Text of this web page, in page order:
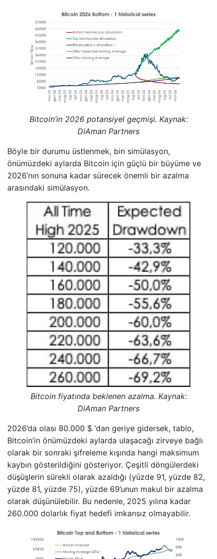
Bitcoin’in 2026 potansiyel geçmişi. Kaynak:
DiAman Partners
Böyle bir durumu üstlenmek, bin simülasyon,
önümüzdeki aylarda Bitcoin için güçlü bir büyüme ve
2026’nın sonuna kadar sürecek önemli bir azalma
arasındaki simülasyon.
Bitcoin fiyatında beklenen azalma. Kaynak:
DiAman Partners
2026’da olası 80.000 $ ‘dan geriye gidersek, tablo,
Bitcoin’in önümüzdeki aylarda ulaşacağı zirveye bağlı
olarak bir sonraki şifreleme kışında hangi maksimum
kaybın gösterildiğini gösteriyor. Çeşitli döngülerdeki
düşüşlerin sürekli olarak azaldığı (yüzde 91, yüzde 82,
yüzde 81, yüzde 75), yüzde 69’unun makul bir azalma
olarak düşünülebilir. Bu nedenle, 2025 yılına kadar
260.000 dolarlık fiyat hedefi imkansız olmayabilir.